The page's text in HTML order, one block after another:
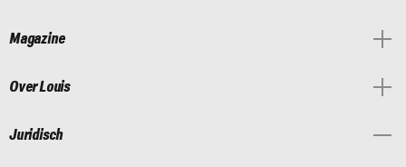
Magazine
Over Louis
Juridisch